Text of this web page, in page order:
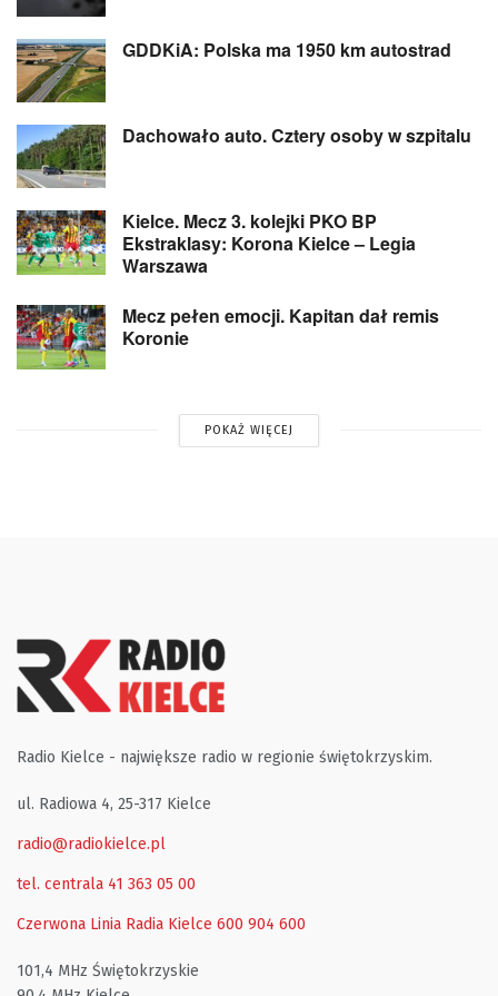
GDDKiA: Polska ma 1950 km autostrad
Dachowało auto. Cztery osoby w szpitalu
Kielce. Mecz 3. kolejki PKO BP
Ekstraklasy: Korona Kielce – Legia
Warszawa
Mecz pełen emocji. Kapitan dał remis
Koronie
POKAŻ WIĘCEJ
Radio Kielce - największe radio w regionie świętokrzyskim.
ul. Radiowa 4, 25-317 Kielce
radio@radiokielce.pl
tel. centrala 41 363 05 00
Czerwona Linia Radia Kielce 600 904 600
101,4 MHz Świętokrzyskie